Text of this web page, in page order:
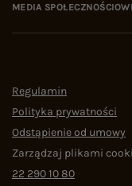
MEDIA
Regulamin
Polityka prywatności
Odstąpienie od umowy
Zarządzaj plikami
22 290 10 80